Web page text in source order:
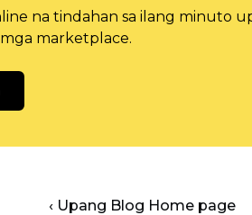
na tindahan sa ilang minuto
marketplace.
‹ Upang Blog Home page